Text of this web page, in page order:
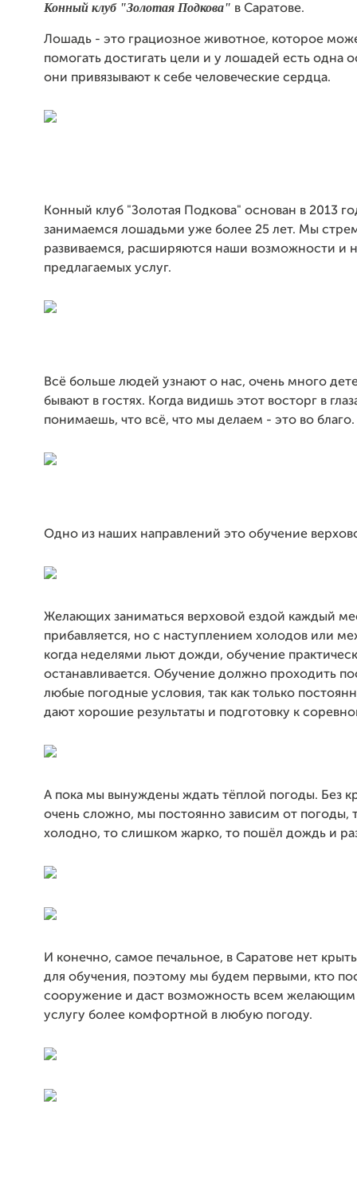
Конный клуб "Золотая Подкова" в Саратове.
Лошадь - это грациозное животное, которое
помогать достигать цели и у лошадей есть одна
они привязывают к себе человеческие сердца.
Конный клуб "Золотая Подкова" основан в 2013
занимаемся лошадьми уже более 25 лет. Мы
развиваемся, расширяются наши возможности и
предлагаемых услуг.
Всё больше людей узнают о нас, очень много
бывают в гостях. Когда видишь этот восторг в
понимаешь, что всё, что мы делаем - это во благо.
Одно из наших направлений это обучение
Желающих заниматься верховой ездой каждый
прибавляется, но с наступлением холодов или
когда неделями льют дожди, обучение
останавливается. Обучение должно проходить
любые погодные условия, так как только
дают хорошие результаты и подготовку к
А пока мы вынуждены ждать тёплой погоды. Без
очень сложно, мы постоянно зависим от погоды,
холодно, то слишком жарко, то пошёл дождь и
И конечно, самое печальное, в Саратове нет
для обучения, поэтому мы будем первыми, кто
сооружение и даст возможность всем желающим
услугу более комфортной в любую погоду.